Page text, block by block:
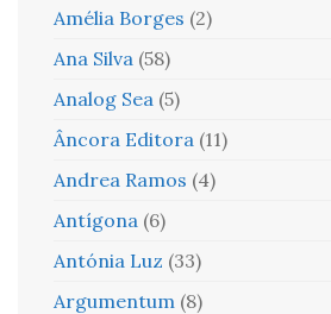
Amélia Borges (2)
Ana Silva (58)
Analog Sea (5)
Âncora Editora (11)
Andrea Ramos (4)
Antígona (6)
Antónia Luz (33)
Argumentum (8)